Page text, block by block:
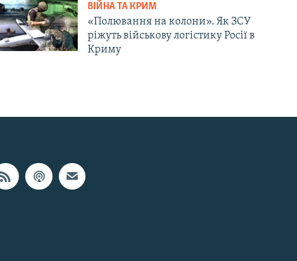
ВІЙНА ТА КРИМ
«Полювання на колони». Як ЗСУ
ріжуть військову логістику Росії в
Криму